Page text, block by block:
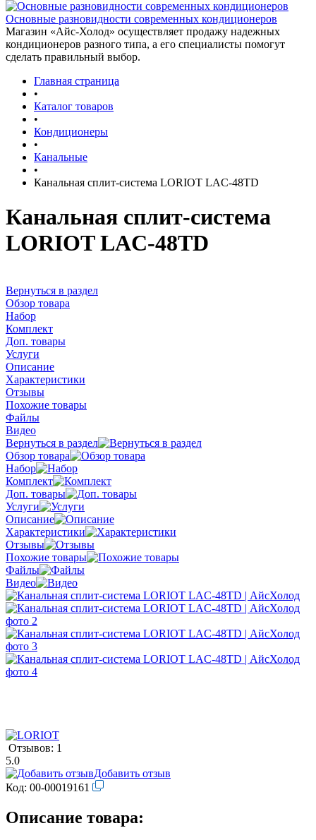
Основные разновидности современных кондиционеров
Магазин «Айс-Холод» осуществляет продажу надежных
кондиционеров разного типа, а его специалисты помогут
сделать правильный выбор.
Главная страница
•
Каталог товаров
•
Кондиционеры
•
Канальные
•
Канальная сплит-система LORIOT LAC-48TD
Канальная сплит-система
LORIOT LAC-48TD
Вернуться в раздел
Обзор товара
Набор
Комплект
Доп. товары
Услуги
Описание
Характеристики
Отзывы
Похожие товары
Файлы
Видео
Вернуться в раздел
Обзор товара
Набор
Комплект
Доп. товары
Услуги
Описание
Характеристики
Отзывы
Похожие товары
Файлы
Видео
Отзывов: 1
5.0
Добавить отзыв
Код: 00-00019161
Описание товара: